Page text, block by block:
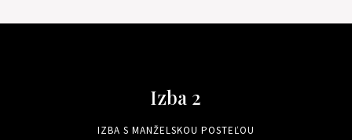
Izba 2
IZBA S MANŽELSKOU POSTEĽOU